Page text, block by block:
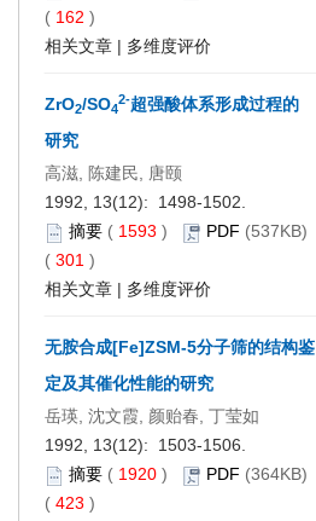
( 162 )
相关文章 | 多维度评价
ZrO2/SO4
2-超强酸体系形成过程的
研究
高滋, 陈建民, 唐颐
1992, 13(12): 1498-1502.
摘要 ( 1593 ) PDF (537KB)
( 301 )
相关文章 | 多维度评价
无胺合成[Fe]ZSM-5分子筛的结构鉴
定及其催化性能的研究
岳瑛, 沈文霞, 颜贻春, 丁莹如
1992, 13(12): 1503-1506.
摘要 ( 1920 ) PDF (364KB)
( 423 )